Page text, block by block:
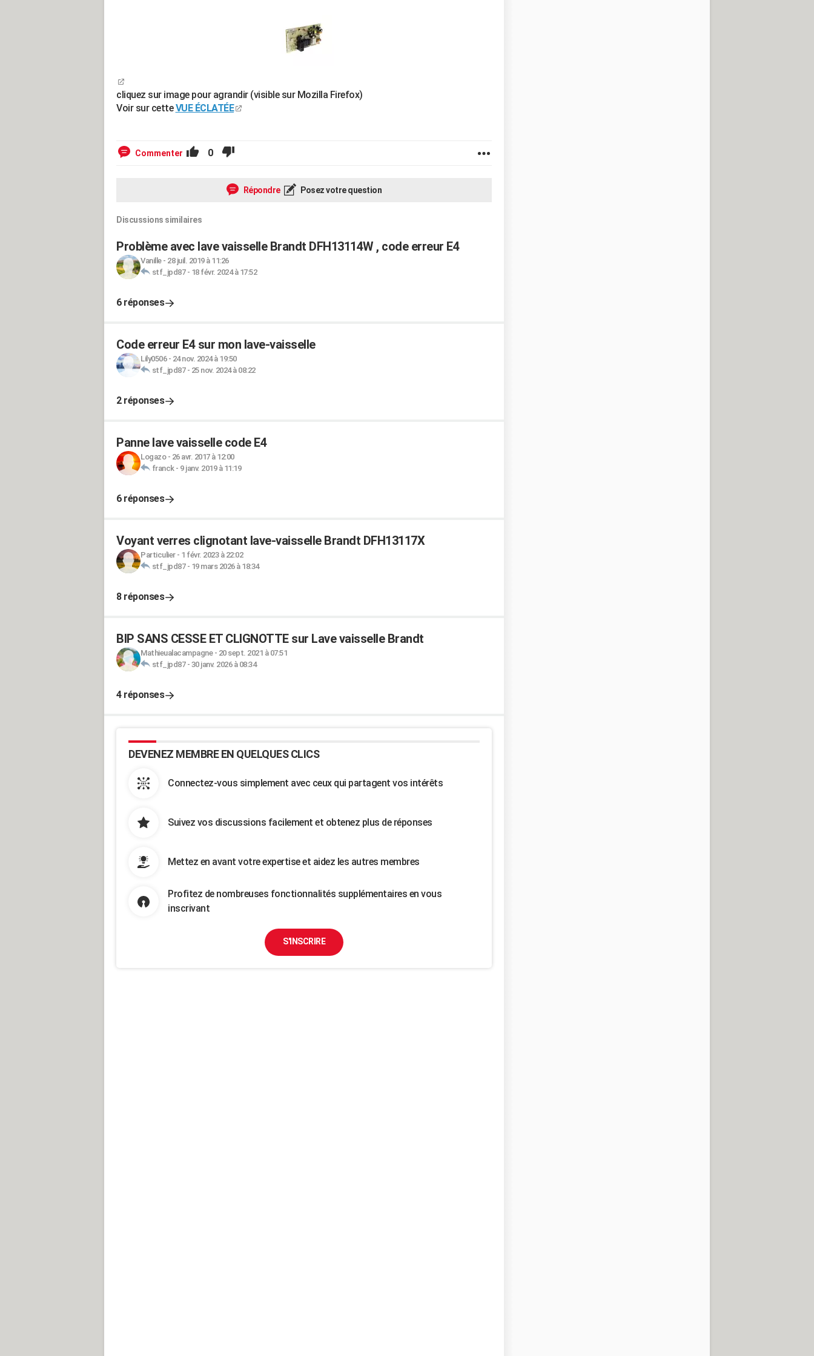
cliquez sur image pour agrandir (visible sur Mozilla Firefox)
Voir sur cetteVUE ÉCLATÉE
Commenter 0
Répondre Posez votre question
Discussions similaires
Problème avec lave vaisselle Brandt DFH13114W , code erreur E4
Vanille- 28 juil. 2019 à 11:26
stf_jpd87- 18 févr. 2024 à 17:52
6 réponses
Code erreur E4 sur mon lave-vaisselle
Lily0506- 24 nov. 2024 à 19:50
stf_jpd87- 25 nov. 2024 à 08:22
2 réponses
Panne lave vaisselle code E4
Logazo- 26 avr. 2017 à 12:00
franck- 9 janv. 2019 à 11:19
6 réponses
Voyant verres clignotant lave-vaisselle Brandt DFH13117X
Particulier- 1 févr. 2023 à 22:02
stf_jpd87- 19 mars 2026 à 18:34
8 réponses
BIP SANS CESSE ET CLIGNOTTE sur Lave vaisselle Brandt
Mathieualacampagne- 20 sept. 2021 à 07:51
stf_jpd87- 30 janv. 2026 à 08:34
4 réponses
DEVENEZ MEMBRE EN QUELQUES CLICS
Connectez-vous simplement avec ceux qui partagent vos intérêts
Suivez vos discussions facilement et obtenez plus de réponses
Mettez en avant votre expertise et aidez les autres membres
Profitez de nombreuses fonctionnalités supplémentaires en vous
inscrivant
S'INSCRIRE